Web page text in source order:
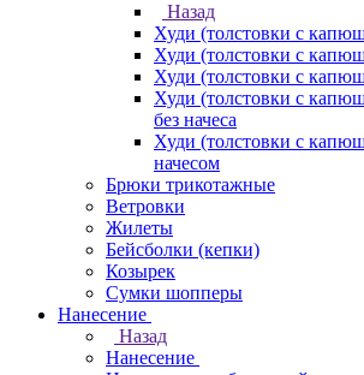
Назад
Худи (толстовки с
Худи (толстовки c
Худи (толстовки c
Худи (толстовки с
без начеса
Худи (толстовки c
начесом
Брюки трикотажные
Ветровки
Жилеты
Бейсболки (кепки)
Козырек
Сумки шопперы
Нанесение
Назад
Нанесение